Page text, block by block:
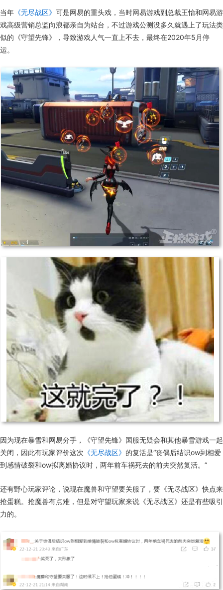
当年 《无尽战区》 可是网易的重头戏，当时网易游戏副总裁王怡和网易游
戏高级营销总监向浪都亲自为站台，不过游戏公测没多久就遇上了玩法类
似的《守望先锋》，导致游戏人气一直上不去，最终在2020年5月停
运。
因为现在暴雪和网易分手，《守望先锋》国服无疑会和其他暴雪游戏一起
关闭，因此有玩家评价这次 《无尽战区》 的复活是“丧偶后结识ow到相爱
到感情破裂和ow拟离婚协议时，两年前车祸死去的前夫突然复活。”
还有野心玩家评论，说现在魔兽和守望要关服了，要《无尽战区》快点来
抢蛋糕。抢魔兽有点难，但是对守望玩家来说《无尽战区》还是有些吸引
力的。